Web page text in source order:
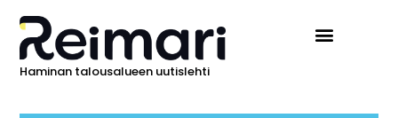
Haminan talousalueen uutislehti